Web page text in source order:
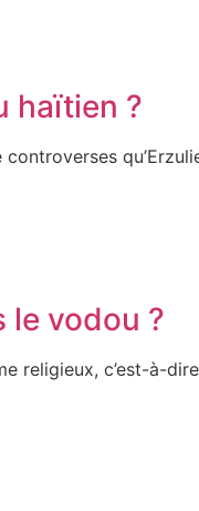
haïtien ?
le vodou ?
religieux, c’est-à-